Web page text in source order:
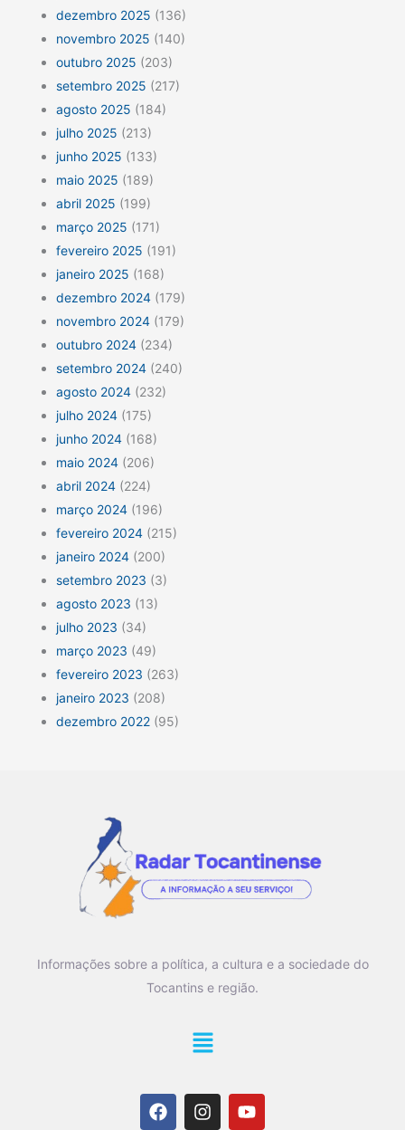
dezembro 2025 (136)
novembro 2025 (140)
outubro 2025 (203)
setembro 2025 (217)
agosto 2025 (184)
julho 2025 (213)
junho 2025 (133)
maio 2025 (189)
abril 2025 (199)
março 2025 (171)
fevereiro 2025 (191)
janeiro 2025 (168)
dezembro 2024 (179)
novembro 2024 (179)
outubro 2024 (234)
setembro 2024 (240)
agosto 2024 (232)
julho 2024 (175)
junho 2024 (168)
maio 2024 (206)
abril 2024 (224)
março 2024 (196)
fevereiro 2024 (215)
janeiro 2024 (200)
setembro 2023 (3)
agosto 2023 (13)
julho 2023 (34)
março 2023 (49)
fevereiro 2023 (263)
janeiro 2023 (208)
dezembro 2022 (95)
Informações sobre a política, a cultura e a sociedade do
Tocantins e região.
Main
F
a
I
n
Y
o